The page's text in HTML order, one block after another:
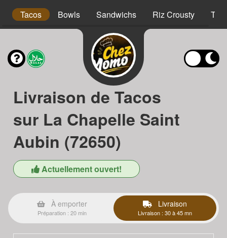
Tacos Bowls Sandwichs Riz Crousty Tex
Livraison de Tacos
sur La Chapelle Saint
Aubin (72650)
Actuellement ouvert!
À emporter
Préparation : 20 min
Livraison
Livraison : 30 à 45 mn